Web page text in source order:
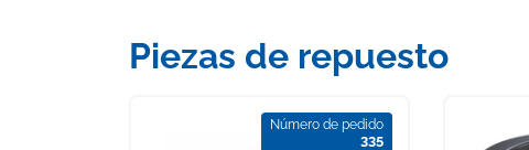
Piezas de repuesto
Número de pedido
335